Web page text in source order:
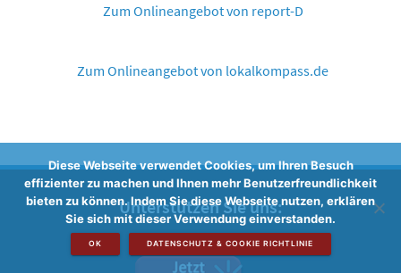
Zum Onlineangebot von report-D
Zum Onlineangebot von lokalkompass.de
Unterstützen Sie uns:
Diese Webseite verwendet Cookies, um Ihren Besuch
effizienter zu machen und Ihnen mehr Benutzerfreundlichkeit
bieten zu können. Indem Sie diese Webseite nutzen, erklären
Sie sich mit dieser Verwendung einverstanden.
OK DATENSCHUTZ & COOKIE RICHTLINIE